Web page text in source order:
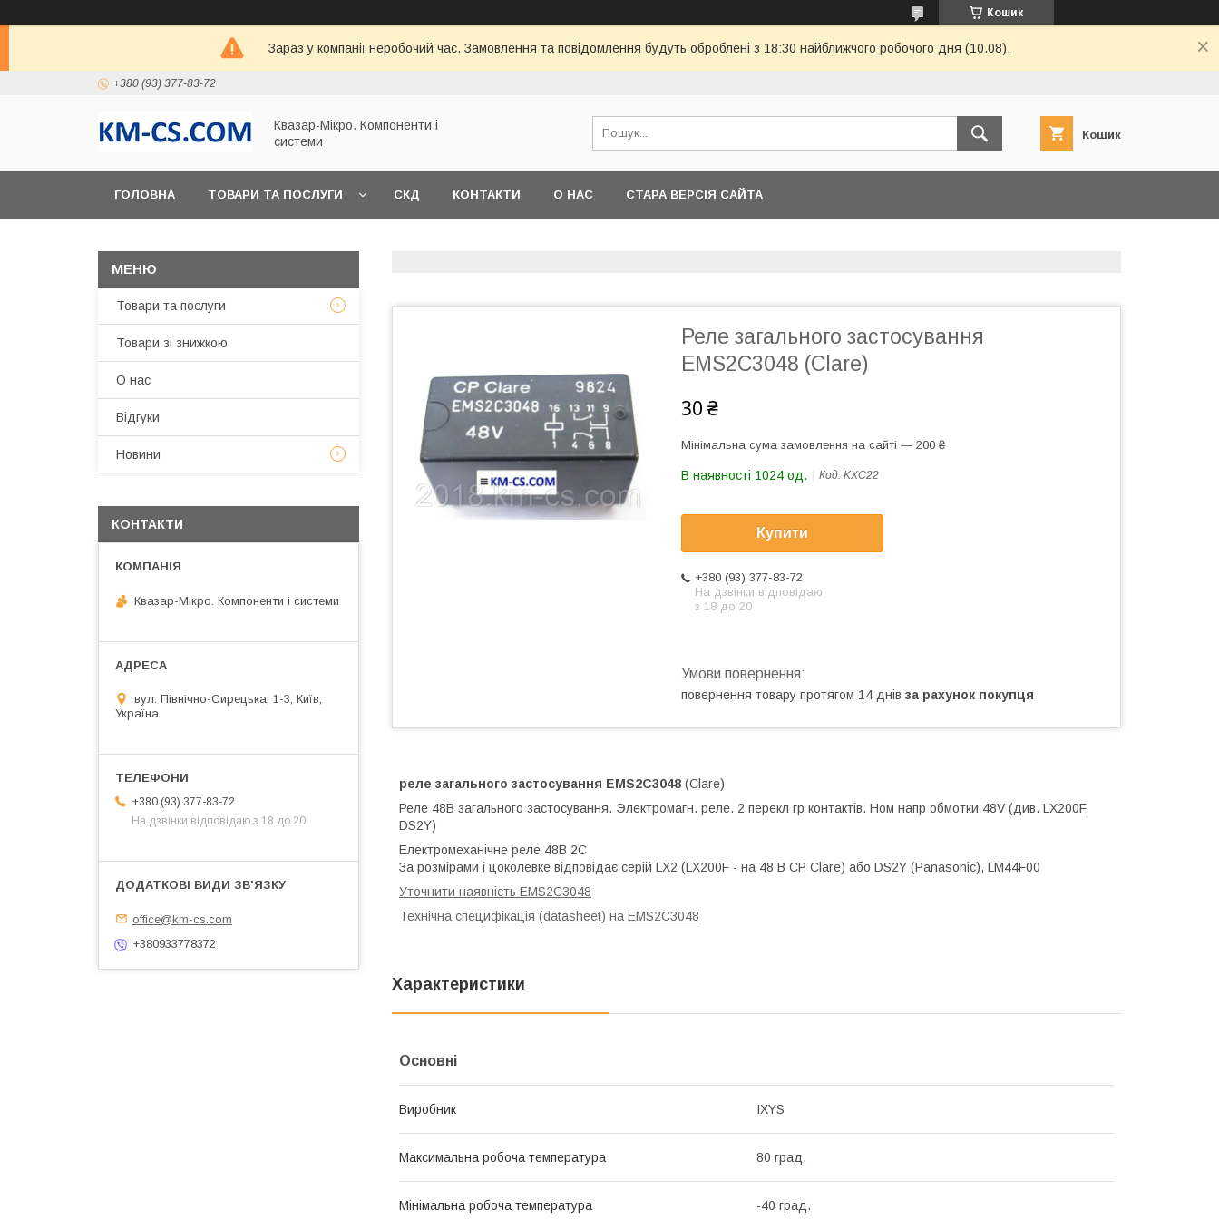
Кошик
Зараз у компанії неробочий час. Замовлення та повідомлення будуть оброблені з 18:30 найближчого робочого дня (10.08).
+380 (93) 377-83-72
Квазар-Мікро. Компоненти і
системи
Кошик
ГОЛОВНА ТОВАРИ ТА ПОСЛУГИ СКД КОНТАКТИ О НАС СТАРА ВЕРСІЯ САЙТА
Реле загального застосування
EMS2C3048 (Clare)
30 ₴
Мінімальна сума замовлення на сайті — 200 ₴
В наявності 1024 од. Код: KXC22
Купити
+380 (93) 377-83-72
На дзвінки відповідаю
з 18 до 20
повернення товару протягом 14 днів за рахунок покупця
реле загального застосування EMS2C3048 (Clare)
Реле 48В загального застосування. Электромагн. реле. 2 перекл гр контактів. Ном напр обмотки 48V (див. LX200F,
DS2Y)
Електромеханічне реле 48В 2C
За розмірами і цоколевке відповідає серій LX2 (LX200F - на 48 В CP Clare) або DS2Y (Panasonic), LM44F00
Уточнити наявність EMS2C3048
Технічна специфікація (datasheet) на EMS2C3048
Характеристики
Основні
Виробник IXYS
Максимальна робоча температура 80 град.
Мінімальна робоча температура -40 град.
Товари та послуги
Товари зі знижкою
О нас
Відгуки
Новини
КОНТАКТИ
Квазар-Мікро. Компоненти і системи
вул. Північно-Сирецька, 1-3, Київ,
Україна
+380 (93) 377-83-72
На дзвінки відповідаю з 18 до 20
office@km-cs.com
+380933778372